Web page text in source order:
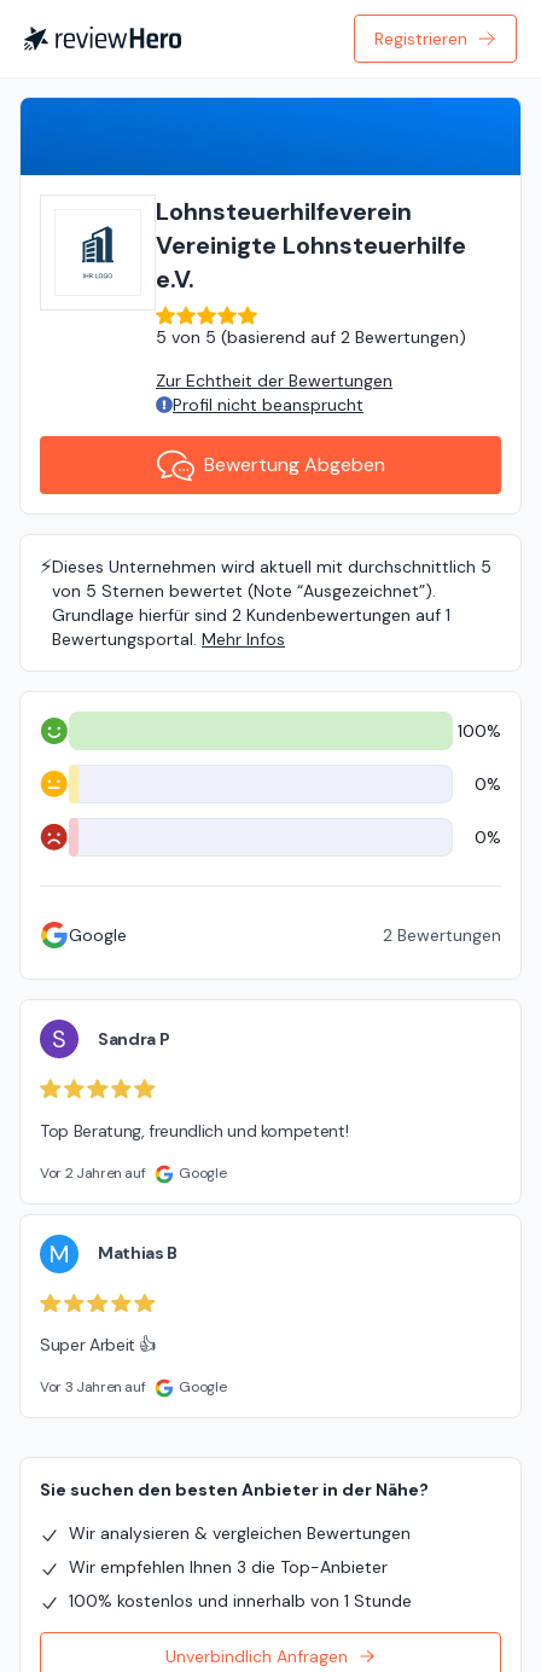
Registrieren
Lohnsteuerhilfeverein
Vereinigte Lohnsteuerhilfe
e.V.
5 von 5 (basierend auf 2 Bewertungen)
Zur Echtheit der Bewertungen
Profil nicht beansprucht
Bewertung Abgeben
⚡️Dieses Unternehmen wird aktuell mit durchschnittlich 5
von 5 Sternen bewertet (Note “Ausgezeichnet”).
Grundlage hierfür sind 2 Kundenbewertungen auf 1
Bewertungsportal. Mehr Infos
Positiv 100%
Neutral 0%
Negativ 0%
Google 2 Bewertungen
S Sandra P
Top Beratung, freundlich und kompetent!
Vor 2 Jahren auf Google
M Mathias B
Super Arbeit 👍
Vor 3 Jahren auf Google
Sie suchen den besten Anbieter in der Nähe?
Wir analysieren & vergleichen Bewertungen
Wir empfehlen Ihnen 3 die Top-Anbieter
100% kostenlos und innerhalb von 1 Stunde
Unverbindlich Anfragen